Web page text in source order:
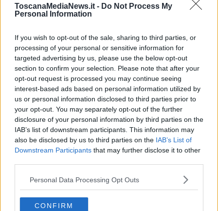
ToscanaMediaNews.it - Do Not Process My
Personal Information
If you wish to opt-out of the sale, sharing to third parties, or
processing of your personal or sensitive information for
targeted advertising by us, please use the below opt-out
section to confirm your selection. Please note that after your
opt-out request is processed you may continue seeing
interest-based ads based on personal information utilized by
us or personal information disclosed to third parties prior to
your opt-out. You may separately opt-out of the further
disclosure of your personal information by third parties on the
IAB’s list of downstream participants. This information may
also be disclosed by us to third parties on the IAB’s List of
Downstream Participants that may further disclose it to other
Personal Data Processing Opt Outs
CONFIRM
Aeroporto, l'allungamento slitta di un anno
Caronte se ne va: vento e nubifragi sulla costa
Frattura Pd-Sel, Lastri prova a ricucire
Sentinelle della legalità targate M5s
Due aeroporti e il jolly della società unica
Peretola, Enac benedice la pista lunga
Il governo accelera sulle infrastrutture toscane
Aeroporti, la Regione pronta a cedere le quote
Guerra fra aeroporti, Renzi si schiera con la
Regione